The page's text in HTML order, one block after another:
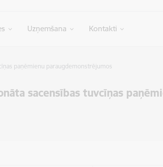
Uzņemšana Kontakti
paņēmienu paraugdemonstrējumos
sacensības tuvcīņas